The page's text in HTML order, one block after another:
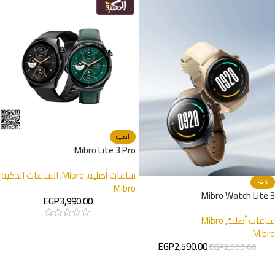
-4%
Mibro Watch Lite 3
ساعات أصلية,
Mibro
Mibro
EGP2,690.00
EGP2,590.00
اصليه
Mibro Lite 3 Pro
ساعات أصلية,
Mibro
,الساعات الذكية
Mibro
EGP3,990.00